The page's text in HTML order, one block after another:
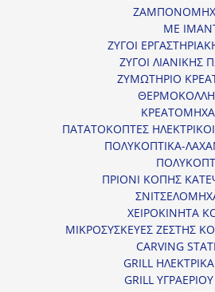
ΜΕ
ΖΥΓΟΙ
ΖΥΓΟΙ ΛΙΑΝΙΚΗΣ
ΖΥΜΩΤΗΡΙΟ
ΠΑΤΑΤΟΚΟΠΤΕΣ ΗΛΕΚΤΡΙΚΟΙ
ΠΟΛΥΚΟΠΤΙΚΑ-
ΠΡΙΟΝΙ ΚΟΠΗΣ
ΧΕΙΡΟΚΙΝΗΤΑ
ΜΙΚΡΟΣΥΣΚΕΥΕΣ ΖΕΣΤΗΣ
CARVING
GRILL
GRILL